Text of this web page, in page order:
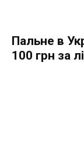
Пальне в
100 грн за